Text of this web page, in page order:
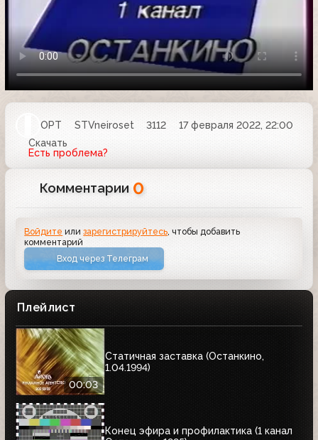
ОРТ STVneiroset 3112
17 февраля 2022, 22:00
Скачать
Есть проблема?
Комментарии 0
Войдите илизарегистрируйтесь, чтобы добавить
комментарий
Вход через Телеграм
Плейлист
00:03
Статичная заставка (Останкино,
1.04.1994)
Конец эфира и профилактика (1 канал